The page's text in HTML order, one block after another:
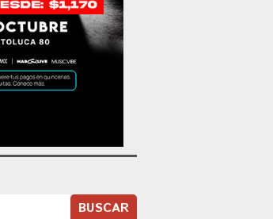
BUSCAR